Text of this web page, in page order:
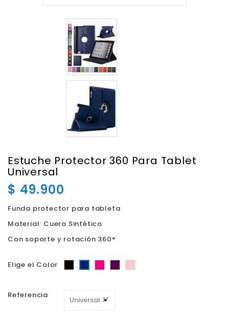
Estuche Protector 360 Para Tablet
Universal
$ 49.900
Funda protector para tableta
Material: Cuero Sintético
Con soporte y rotación 360°
Elige el Color NegroAzulFucsiaMorado
Oro
Rosa
Referencia